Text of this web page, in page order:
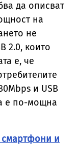
да описват
на
не
2.0, които
е, че
и USB
е по-мощна
смартфони и